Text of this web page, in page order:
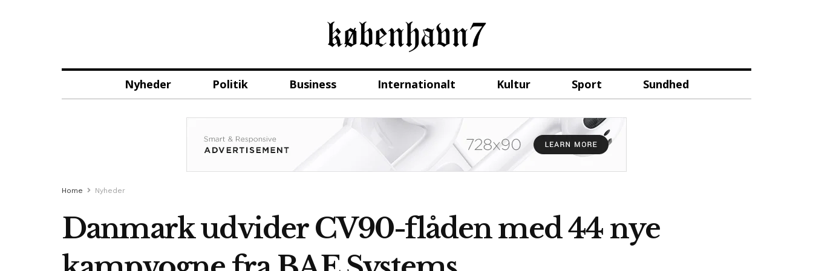
Nyheder Politik Business Internationalt Kultur Sport Sundhed
Home Nyheder
Danmark udvider CV90-flåden med 44 nye